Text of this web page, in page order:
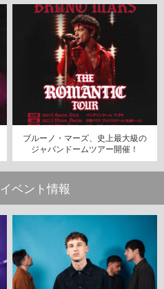
ブルーノ・マーズ、史上最大級の
ジャパンドームツアー開催！
ベント情報